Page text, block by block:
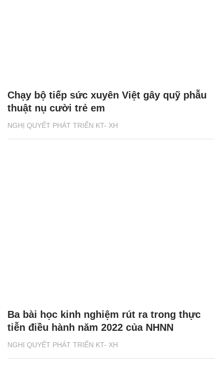
NGHỊ QUYẾT PHÁT TRIỂN KT- XH
Chạy bộ tiếp sức xuyên Việt gây quỹ phẫu
thuật nụ cười trẻ em
NGHỊ QUYẾT PHÁT TRIỂN KT- XH
Ba bài học kinh nghiệm rút ra trong thực
tiễn điều hành năm 2022 của NHNN